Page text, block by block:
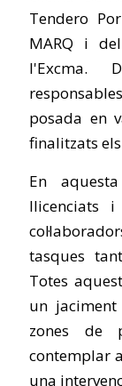
Tendero
MARQ i
l'Excma.
posada en
finalitzats
En
llicenciats
tasques
Totes
un
zones de
contemplar
una